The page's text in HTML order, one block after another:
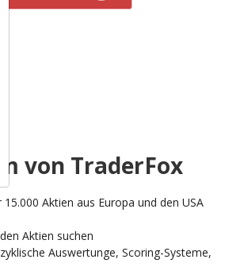
von TraderFox
Aktien aus Europa und den USA
Aktien suchen
Auswertunge, Scoring-Systeme,